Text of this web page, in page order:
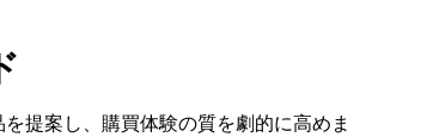
提案し、購買体験の質を劇的に高めま